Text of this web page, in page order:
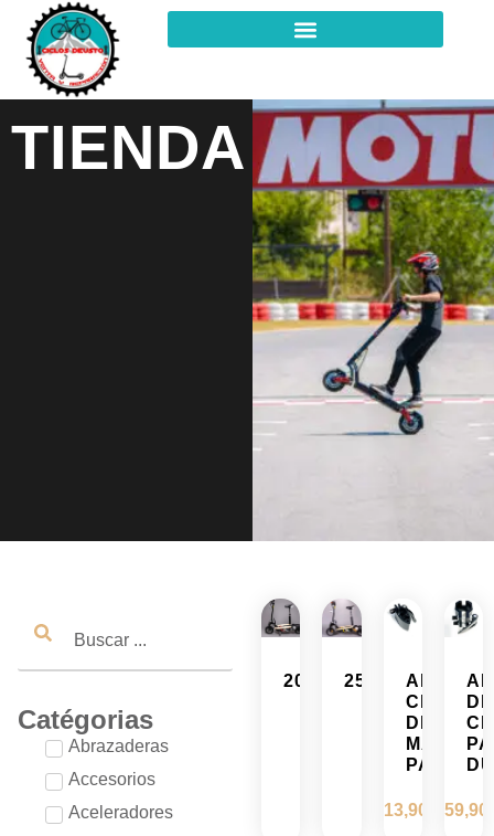
TIENDA
Catégorias
Abrazaderas
Accesorios
Aceleradores
2000W2500W
CIERRE
DE
MÁSTIL
13,90
DE
59,90